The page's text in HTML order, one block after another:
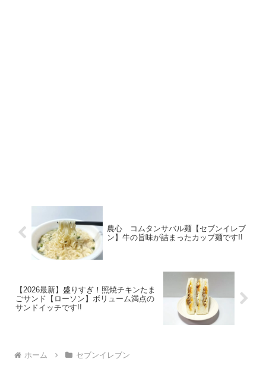
農心 コムタンサバル麺【セブンイレブ
ン】牛の旨味が詰まったカップ麺です!!
【2026最新】盛りすぎ！照焼チキンたま
ごサンド【ローソン】ボリューム満点の
サンドイッチです!!
ホーム セブンイレブン